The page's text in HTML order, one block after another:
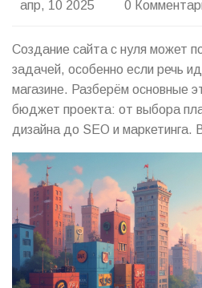
апр, 10 2025 0
Создание сайта с нуля может
задачей, особенно если речь
магазине. Разберём основные
бюджет проекта: от выбора
дизайна до SEO и маркетинга.
доступны, чтобы подобрать
решение именно для вашего
переплачивать и извлекать
вложенного рубля.